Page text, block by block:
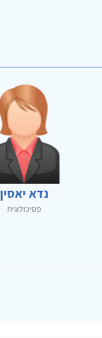
נדא יאסין
פסיכולוגית